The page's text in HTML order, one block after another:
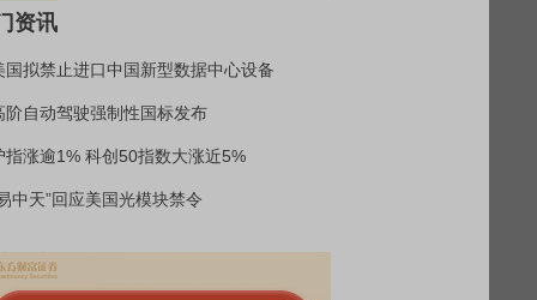
资讯
国拟禁止进口中国新型数据中心设备
阶自动驾驶强制性国标发布
指涨逾1% 科创50指数大涨近5%
中天”回应美国光模块禁令